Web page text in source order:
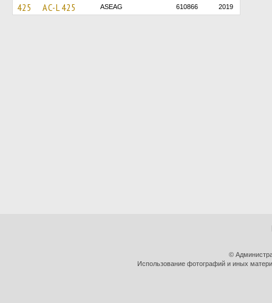
425 AC-L 425 ASEAG 610866 2019
©
Использование фотографий и иных